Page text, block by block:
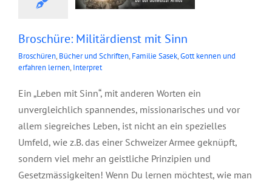
Broschüre: Militärdienst mit Sinn
Broschüren, Bücher und Schriften, Familie Sasek,Gott kennen und
erfahren lernen, Interpret
Ein „Leben mit Sinn“, mit anderen Worten ein
unvergleichlich spannendes, missionarisches und vor
allem siegreiches Leben, ist nicht an ein spezielles
Umfeld, wie z.B. das einer Schweizer Armee geknüpft,
sondern viel mehr an geistliche Prinzipien und
Gesetzmässigkeiten! Wenn Du lernen möchtest, wie man